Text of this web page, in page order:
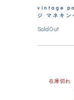
vintage
ジ マネキ
SoldOut
在庫切れ